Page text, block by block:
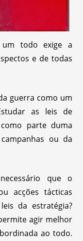
um todo exige a
e de todas
guerra como um
as leis de
parte duma
ou da
que o
acções tácticas
da estratégia?
agir melhor
ao todo.